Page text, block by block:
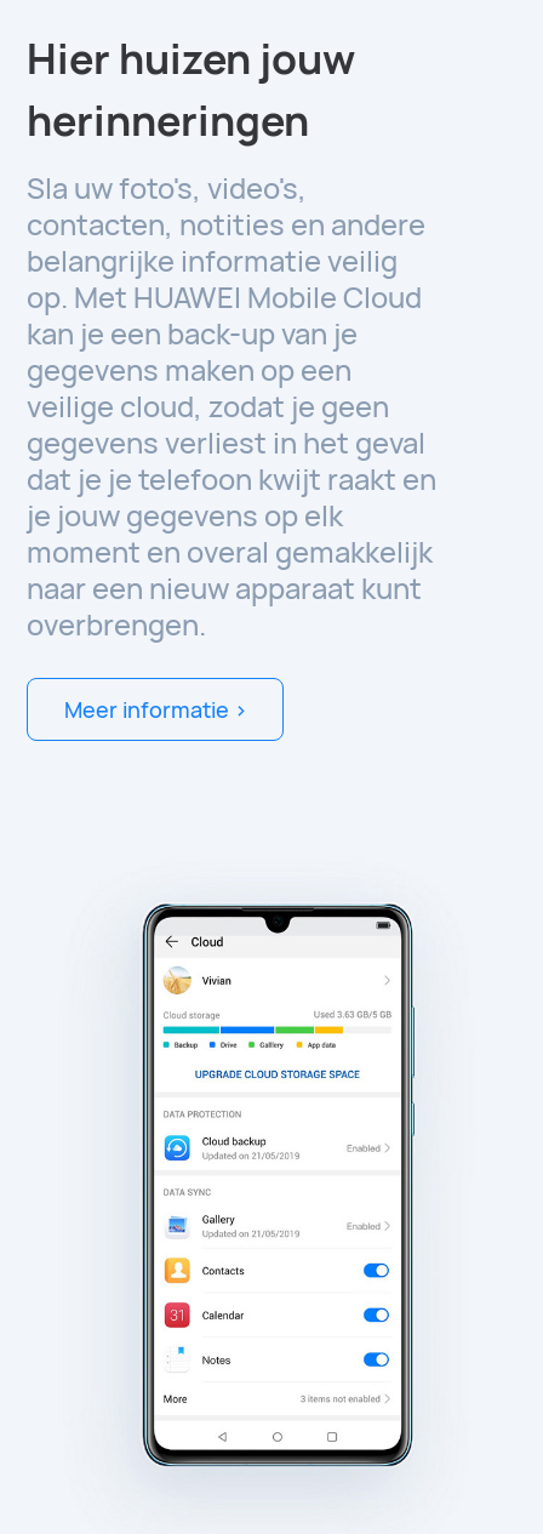
Hier huizen jouw
herinneringen
Sla uw foto's, video's,
contacten, notities en andere
belangrijke informatie veilig
op. Met HUAWEI Mobile Cloud
kan je een back-up van je
gegevens maken op een
veilige cloud, zodat je geen
gegevens verliest in het geval
dat je je telefoon kwijt raakt en
je jouw gegevens op elk
moment en overal gemakkelijk
naar een nieuw apparaat kunt
overbrengen.
Meer informatie >